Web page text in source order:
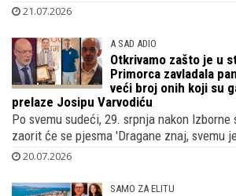
21.07.2026
A SAD ADIO
Otkrivamo zašto je u
Primorca zavladala
veći broj onih koji su
prelaze Josipu Varvodiću
Po svemu sudeći, 29. srpnja nakon Izborne
zaorit će se pjesma 'Dragane znaj, svemu
20.07.2026
SAMO ZA ELITU